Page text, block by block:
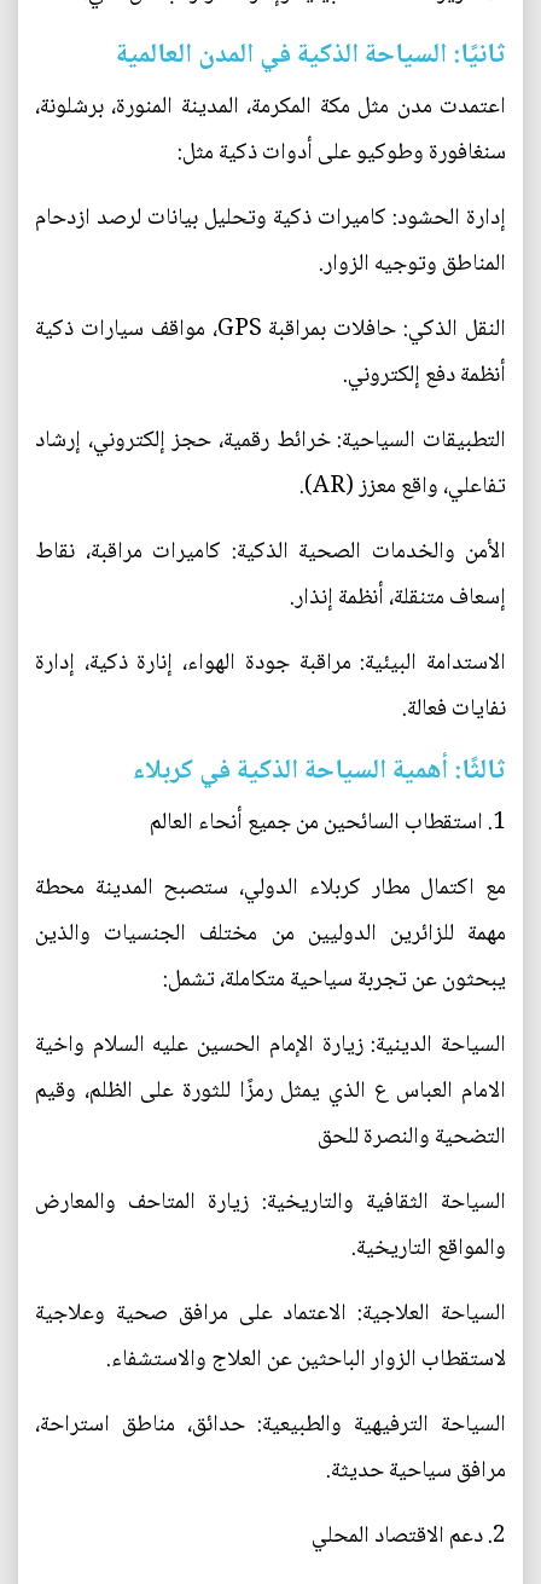
ثانيًا: السياحة الذكية في المدن العالمية
اعتمدت مدن مثل مكة المكرمة، المدينة المنورة، برشلونة،
سنغافورة وطوكيو على أدوات ذكية مثل:
إدارة الحشود: كاميرات ذكية وتحليل بيانات لرصد ازدحام
المناطق وتوجيه الزوار.
النقل الذكي: حافلات بمراقبة GPS، مواقف سيارات ذكية
أنظمة دفع إلكتروني.
التطبيقات السياحية: خرائط رقمية، حجز إلكتروني، إرشاد
تفاعلي، واقع معزز (AR).
الأمن والخدمات الصحية الذكية: كاميرات مراقبة، نقاط
إسعاف متنقلة، أنظمة إنذار.
الاستدامة البيئية: مراقبة جودة الهواء، إنارة ذكية، إدارة
نفايات فعالة.
ثالثًا: أهمية السياحة الذكية في كربلاء
1. استقطاب السائحين من جميع أنحاء العالم
مع اكتمال مطار كربلاء الدولي، ستصبح المدينة محطة
مهمة للزائرين الدوليين من مختلف الجنسيات والذين
يبحثون عن تجربة سياحية متكاملة، تشمل:
السياحة الدينية: زيارة الإمام الحسين عليه السلام واخية
الامام العباس ع الذي يمثل رمزًا للثورة على الظلم، وقيم
التضحية والنصرة للحق
السياحة الثقافية والتاريخية: زيارة المتاحف والمعارض
والمواقع التاريخية.
السياحة العلاجية: الاعتماد على مرافق صحية وعلاجية
لاستقطاب الزوار الباحثين عن العلاج والاستشفاء.
السياحة الترفيهية والطبيعية: حدائق، مناطق استراحة،
مرافق سياحية حديثة.
2. دعم الاقتصاد المحلي